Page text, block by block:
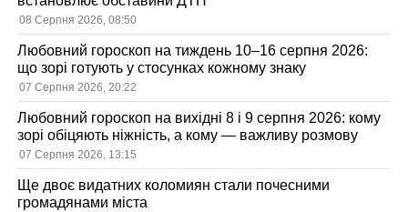
08 Серпня 2026, 08:50
Любовний гороскоп на тиждень 10–16 серпня 2026:
що зорі готують у стосунках кожному знаку
07 Серпня 2026, 20:22
Любовний гороскоп на вихідні 8 і 9 серпня 2026: кому
зорі обіцяють ніжність, а кому — важливу розмову
07 Серпня 2026, 13:15
Ще двоє видатних коломиян стали почесними
громадянами міста